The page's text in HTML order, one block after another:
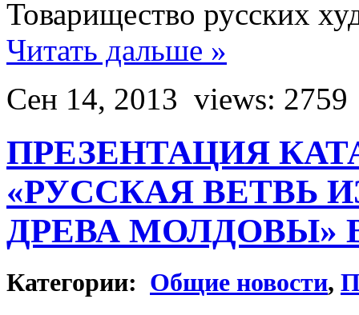
Товарищество русских
Читать дальше »
Сен 14, 2013 views: 2759
ПРЕЗЕНТАЦИЯ
«РУССКАЯ ВЕТВЬ
ДРЕВА МОЛДОВЫ»
Категории: Общие новости,